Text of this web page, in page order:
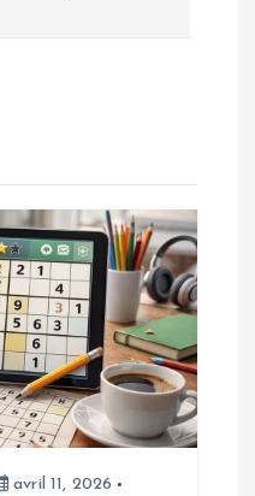
avril 11, 2026